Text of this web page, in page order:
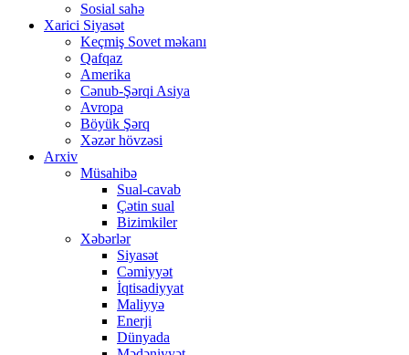
Sosial sahə
Xarici Siyasət
Keçmiş Sovet məkanı
Qafqaz
Amerika
Cənub-Şərqi Asiya
Avropa
Böyük Şərq
Xəzər hövzəsi
Arxiv
Müsahibə
Sual-cavab
Çətin sual
Bizimkiler
Xəbərlər
Siyasət
Cəmiyyət
İqtisadiyyat
Maliyyə
Enerji
Dünyada